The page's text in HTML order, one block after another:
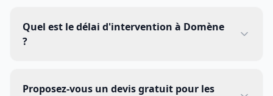
Quel est le délai d'intervention à Domène
?
Proposez-vous un devis gratuit pour les